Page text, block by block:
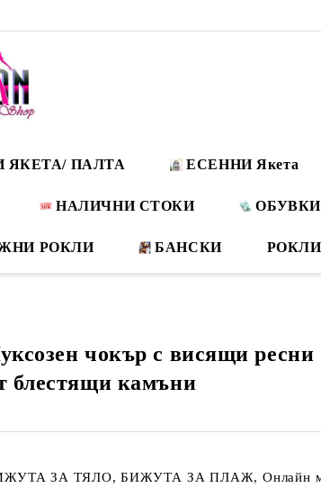
ЯКЕТА/ ПАЛТА ЕСЕННИ Якета
НАЛИЧНИ СТОКИ ОБУВКИ
РОКЛИ БАНСКИ РОКЛИ
чокър с висящи ресни
блестящи камъни
ЗА ТЯЛО, БИЖУТА ЗА ПЛАЖ, Онлайн